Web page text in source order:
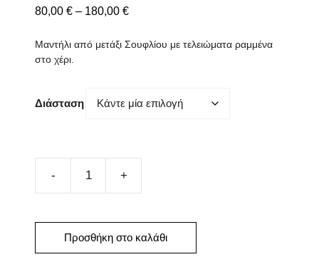
80,00 € – 180,00 €Price
80,00 €
Μαντήλι από μετάξι Σουφλίου με τελειώματα ραμμένα
στο χέρι.
Διάσταση
Bouboulina
ποσότητα
Προσθήκη στο καλάθι